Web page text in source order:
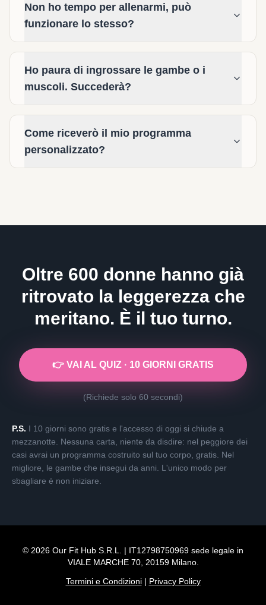
Non ho tempo per allenarmi, può
funzionare lo stesso?
Ho paura di ingrossare le gambe o i
muscoli. Succederà?
Come riceverò il mio programma
personalizzato?
Oltre 600 donne hanno già
ritrovato la leggerezza che
meritano. È il tuo turno.
👉 VAI AL QUIZ · 10 GIORNI GRATIS
(Richiede solo 60 secondi)
P.S. I 10 giorni sono gratis e l'accesso di oggi si chiude a
mezzanotte. Nessuna carta, niente da disdire: nel peggiore dei
casi avrai un programma costruito sul tuo corpo, gratis. Nel
migliore, le gambe che insegui da anni. L'unico modo per
sbagliare è non iniziare.
© 2026 Our Fit Hub S.R.L. | IT12798750969 sede legale in
VIALE MARCHE 70, 20159 Milano.
Termini e Condizioni| Privacy Policy